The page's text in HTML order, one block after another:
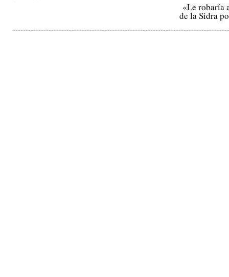
«Le robaría
de la Sidra